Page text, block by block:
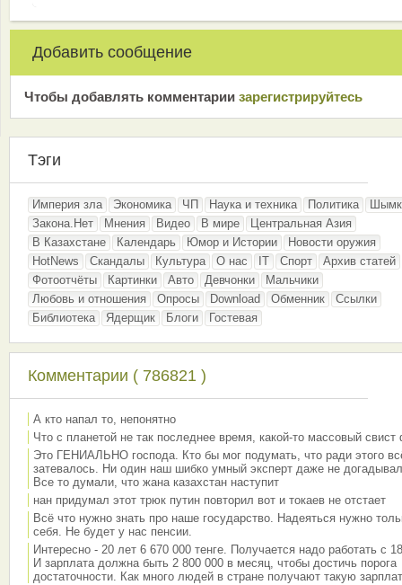
Добавить сообщение
Чтобы добавлять комментарии зарeгиcтрирyйтeсь
Тэги
Империя зла Экономика ЧП Наука и техника Политика
Закона.Нет
Мнения Видео В мире
Центральная Азия
В Казахстане
Календарь Юмор и Истории
Новости оружия
HotNews
Скандалы Культура О нас IT Спорт
Архив статей
Фотоотчёты
Картинки Авто Девчонки
Мальчики
Любовь и отношения
Опросы Download Обменник
Ссылки
Библиотека
Ядерщик Блоги Гостевая
Комментарии ( 786821 )
А кто напал то, непонятно
Что с планетой не так последнее время, какой-то массовый свист
Это ГЕНИАЛЬНО господа. Кто бы мог подумать, что ради этого
затевалось. Ни один наш шибко умный эксперт даже не
Все то думали, что жана казахстан наступит
нан придумал этот трюк путин повторил вот и токаев не отстает
Всё что нужно знать про наше государство. Надеяться нужно
себя. Не будет у нас пенсии.
Интересно - 20 лет 6 670 000 тенге. Получается надо работать с
И зарплата должна быть 2 800 000 в месяц, чтобы достичь порога
достаточности. Как много людей в стране получают такую